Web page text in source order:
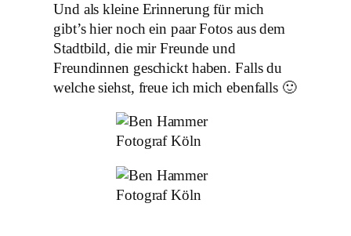
Und als kleine Erinnerung für mich
gibt’s hier noch ein paar Fotos aus dem
Stadtbild, die mir Freunde und
Freundinnen geschickt haben. Falls du
welche siehst, freue ich mich ebenfalls 🙂